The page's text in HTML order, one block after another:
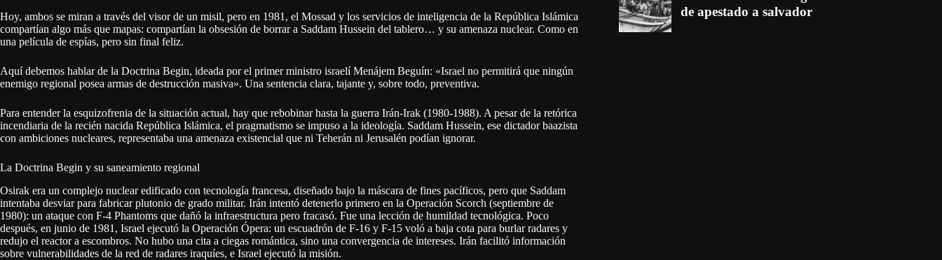
Hoy, ambos se miran a través del visor de un misil, pero en 1981, el Mossad y los servicios de inteligencia de la República Islámica
compartían algo más que mapas: compartían la obsesión de borrar a Saddam Hussein del tablero… y su amenaza nuclear. Como en
una película de espías, pero sin final feliz.
Aquí debemos hablar de la Doctrina Begin, ideada por el primer ministro israelí Menájem Beguín: «Israel no permitirá que ningún
enemigo regional posea armas de destrucción masiva». Una sentencia clara, tajante y, sobre todo, preventiva.
Para entender la esquizofrenia de la situación actual, hay que rebobinar hasta la guerra Irán-Irak (1980-1988). A pesar de la retórica
incendiaria de la recién nacida República Islámica, el pragmatismo se impuso a la ideología. Saddam Hussein, ese dictador baazista
con ambiciones nucleares, representaba una amenaza existencial que ni Teherán ni Jerusalén podían ignorar.
La Doctrina Begin y su saneamiento regional
Osirak era un complejo nuclear edificado con tecnología francesa, diseñado bajo la máscara de fines pacíficos, pero que Saddam
intentaba desviar para fabricar plutonio de grado militar. Irán intentó detenerlo primero en la Operación Scorch (septiembre de
1980): un ataque con F-4 Phantoms que dañó la infraestructura pero fracasó. Fue una lección de humildad tecnológica. Poco
después, en junio de 1981, Israel ejecutó la Operación Ópera: un escuadrón de F-16 y F-15 voló a baja cota para burlar radares y
redujo el reactor a escombros. No hubo una cita a ciegas romántica, sino una convergencia de intereses. Irán facilitó información
sobre vulnerabilidades de la red de radares iraquíes, e Israel ejecutó la misión.